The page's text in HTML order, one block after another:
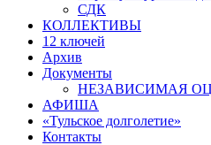
СДК
КОЛЛЕКТИВЫ
12 ключей
Архив
Документы
НЕЗАВИСИМАЯ
АФИША
«Тульское долголетие»
Контакты